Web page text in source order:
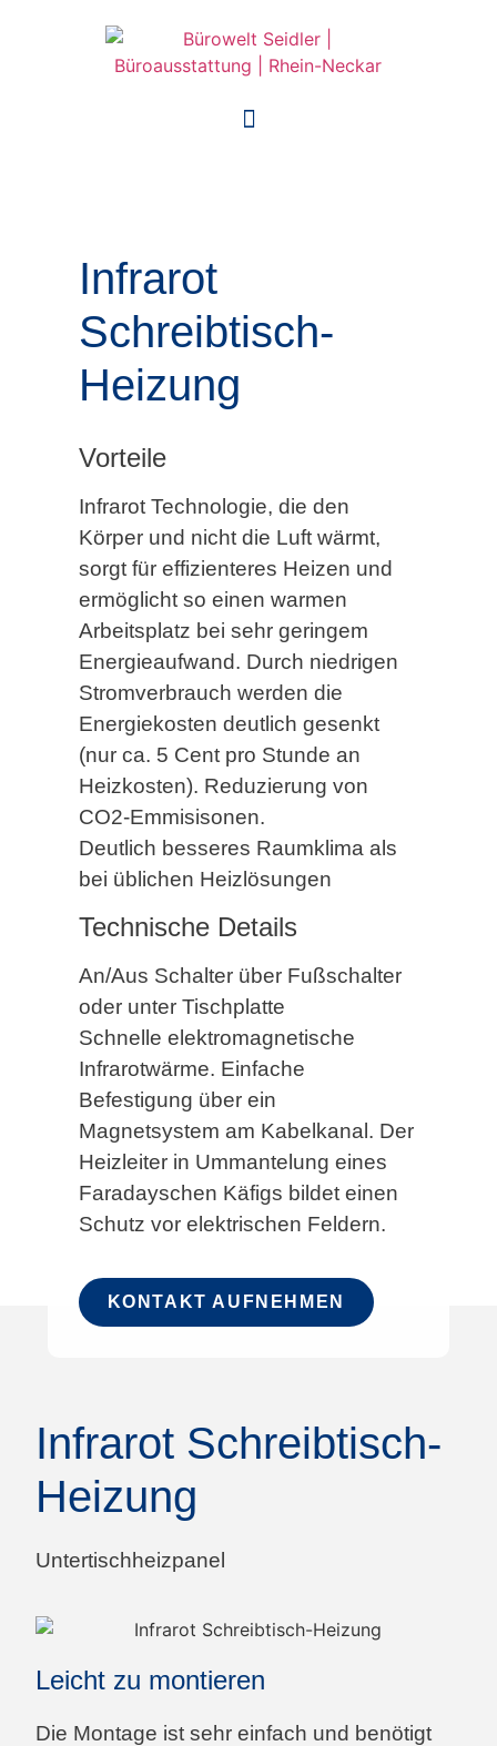
Infrarot
Schreibtisch-
Heizung
Vorteile
Infrarot Technologie, die den
Körper und nicht die Luft wärmt,
sorgt für effizienteres Heizen und
ermöglicht so einen warmen
Arbeitsplatz bei sehr geringem
Energieaufwand. Durch niedrigen
Stromverbrauch werden die
Energiekosten deutlich gesenkt
(nur ca. 5 Cent pro Stunde an
Heizkosten). Reduzierung von
CO2-Emmisisonen.
Deutlich besseres Raumklima als
bei üblichen Heizlösungen
Technische Details
An/Aus Schalter über Fußschalter
oder unter Tischplatte
Schnelle elektromagnetische
Infrarotwärme. Einfache
Befestigung über ein
Magnetsystem am Kabelkanal. Der
Heizleiter in Ummantelung eines
Faradayschen Käfigs bildet einen
Schutz vor elektrischen Feldern.
KONTAKT AUFNEHMEN
Infrarot Schreibtisch-
Heizung
Untertischheizpanel
Leicht zu montieren
Die Montage ist sehr einfach und benötigt